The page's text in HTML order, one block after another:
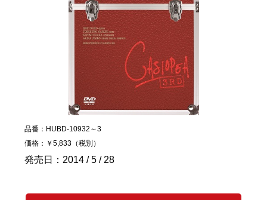
品番：HUBD-10932～3
価格：￥5,833（税別）
発売日：2014 / 5 / 28